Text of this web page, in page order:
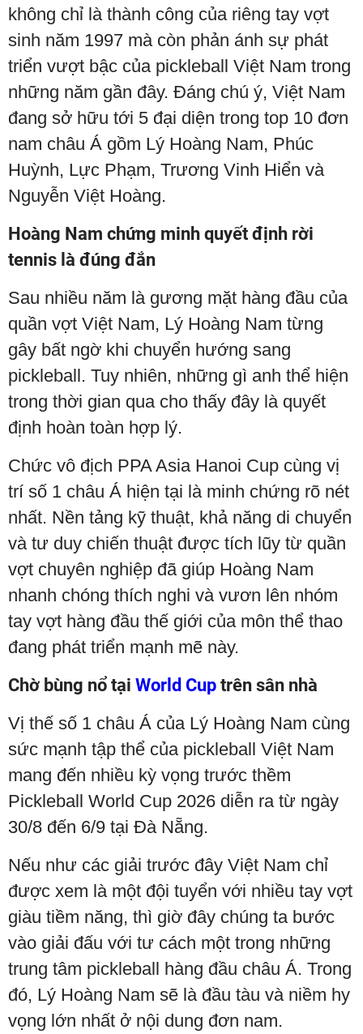
không chỉ là thành công của riêng tay vợt
sinh năm 1997 mà còn phản ánh sự phát
triển vượt bậc của pickleball Việt Nam trong
những năm gần đây. Đáng chú ý, Việt Nam
đang sở hữu tới 5 đại diện trong top 10 đơn
nam châu Á gồm Lý Hoàng Nam, Phúc
Huỳnh, Lực Phạm, Trương Vinh Hiển và
Nguyễn Việt Hoàng.
Hoàng Nam chứng minh quyết định rời
tennis là đúng đắn
Sau nhiều năm là gương mặt hàng đầu của
quần vợt Việt Nam, Lý Hoàng Nam từng
gây bất ngờ khi chuyển hướng sang
pickleball. Tuy nhiên, những gì anh thể hiện
trong thời gian qua cho thấy đây là quyết
định hoàn toàn hợp lý.
Chức vô địch PPA Asia Hanoi Cup cùng vị
trí số 1 châu Á hiện tại là minh chứng rõ nét
nhất. Nền tảng kỹ thuật, khả năng di chuyển
và tư duy chiến thuật được tích lũy từ quần
vợt chuyên nghiệp đã giúp Hoàng Nam
nhanh chóng thích nghi và vươn lên nhóm
tay vợt hàng đầu thế giới của môn thể thao
đang phát triển mạnh mẽ này.
Chờ bùng nổ tại World Cup trên sân nhà
Vị thế số 1 châu Á của Lý Hoàng Nam cùng
sức mạnh tập thể của pickleball Việt Nam
mang đến nhiều kỳ vọng trước thềm
Pickleball World Cup 2026 diễn ra từ ngày
30/8 đến 6/9 tại Đà Nẵng.
Nếu như các giải trước đây Việt Nam chỉ
được xem là một đội tuyển với nhiều tay vợt
giàu tiềm năng, thì giờ đây chúng ta bước
vào giải đấu với tư cách một trong những
trung tâm pickleball hàng đầu châu Á. Trong
đó, Lý Hoàng Nam sẽ là đầu tàu và niềm hy
vọng lớn nhất ở nội dung đơn nam.